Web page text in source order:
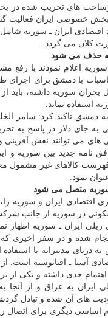
بخش خصوصی ایران فعالیت
اقتصادی ایران ـ
كلان می گردد.
حذف می شود
اعلام نمودند با
با دمشق برای اجرای
بحران سوریه داشته،
استفاده نماید.
دمشق تاكید كرد: سامر
به جای دلار در پاسخ به
های می توانند نقش
نامه جدید بین سوریه و
كالاهای غیر مشمول
نمود.
سوریه متصل می شود
اقتصادی ایران و
ریلی ایران ـ سوریه
شده و در سفر اخیری
مدیترانه با
آسیا ـ اقیانوسیه است.
جدی داشته و یكی از
ایران به عراق و از آنجا
های آن شده و تبادل
دیگری برای اتصال